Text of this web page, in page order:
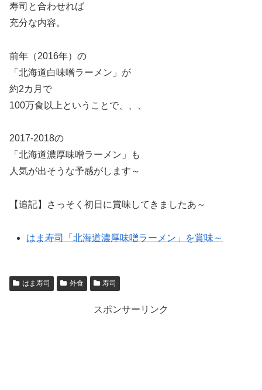
寿司と合わせれば
充分な内容。
前年（2016年）の
「北海道白味噌ラーメン」が
約2カ月で
100万食以上ということで、、、
2017-2018の
「北海道濃厚味噌ラーメン」も
人気が出そうな予感がします～
【追記】さっそく初日に賞味してきましたあ～
はま寿司「北海道濃厚味噌ラーメン」を賞味～
はま寿司 外食 寿司
スポンサーリンク